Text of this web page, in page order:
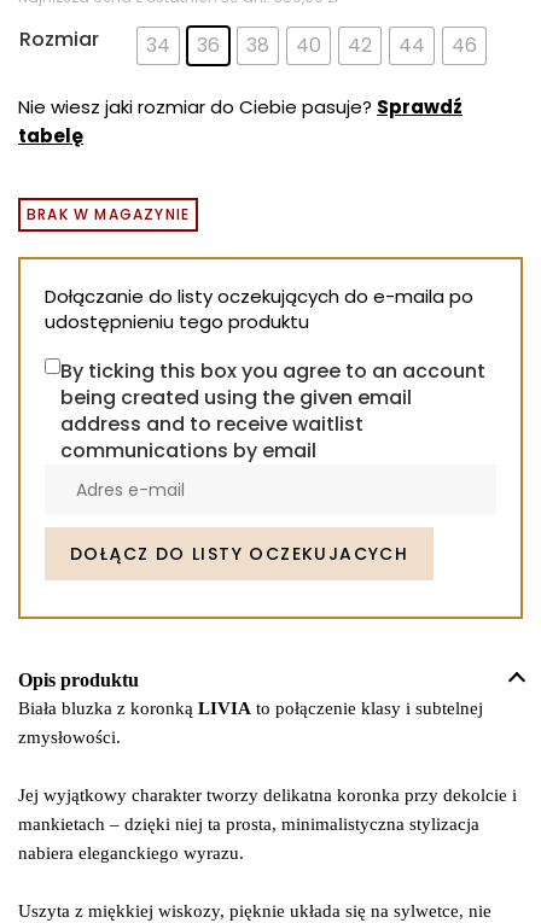
389,00 zł.229,00 zł.
Rozmiar 34 36 38 40 42 44 46
Nie wiesz jaki rozmiar do Ciebie pasuje? Sprawdź
tabelę
BRAK W MAGAZYNIE
Dołączanie do listy oczekujących do e-maila po
udostępnieniu tego produktu
By ticking this box you agree to an account
being created using the given email
address and to receive waitlist
communications by email
your
email
address
to
for
this
product
DOŁĄCZ DO LISTY OCZEKUJACYCH
Opis produktu
Biała bluzka z koronką LIVIA to połączenie klasy i subtelnej
zmysłowości.
Jej wyjątkowy charakter tworzy delikatna koronka przy dekolcie i
mankietach – dzięki niej ta prosta, minimalistyczna stylizacja
nabiera eleganckiego wyrazu.
Uszyta z miękkiej wiskozy, pięknie układa się na sylwetce, nie